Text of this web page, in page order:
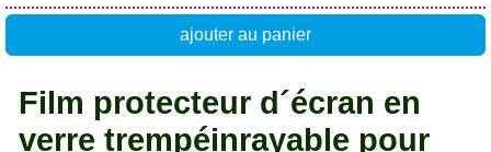
ajouter au panier
Film protecteur d´écran en
verre trempéinrayable pour